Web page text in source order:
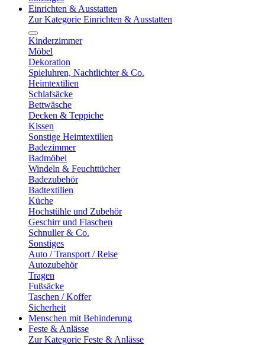
Einrichten & Ausstatten
Zur Kategorie Einrichten & Ausstatten
Kinderzimmer
Möbel
Dekoration
Spieluhren, Nachtlichter & Co.
Heimtextilien
Schlafsäcke
Bettwäsche
Decken & Teppiche
Kissen
Sonstige Heimtextilien
Badezimmer
Badmöbel
Windeln & Feuchttücher
Badezubehör
Badtextilien
Küche
Hochstühle und Zubehör
Geschirr und Flaschen
Schnuller & Co.
Sonstiges
Auto / Transport / Reise
Autozubehör
Tragen
Fußsäcke
Taschen / Koffer
Sicherheit
Menschen mit Behinderung
Feste & Anlässe
Zur Kategorie Feste & Anlässe